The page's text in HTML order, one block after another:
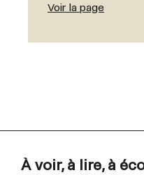
Voir la page
À voir, à lire, à